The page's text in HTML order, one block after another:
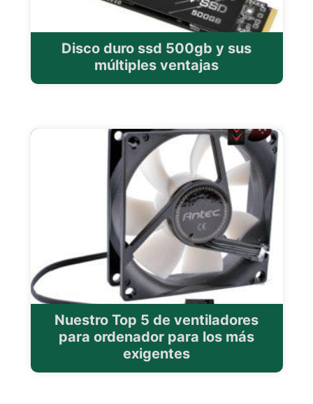
Disco duro ssd 500gb y sus
múltiples ventajas
Nuestro Top 5 de ventiladores
para ordenador para los más
exigentes